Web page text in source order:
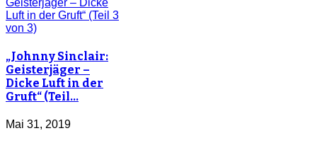
„Johnny Sinclair:
Geisterjäger –
Dicke Luft in der
Gruft“ (Teil…
Mai 31, 2019